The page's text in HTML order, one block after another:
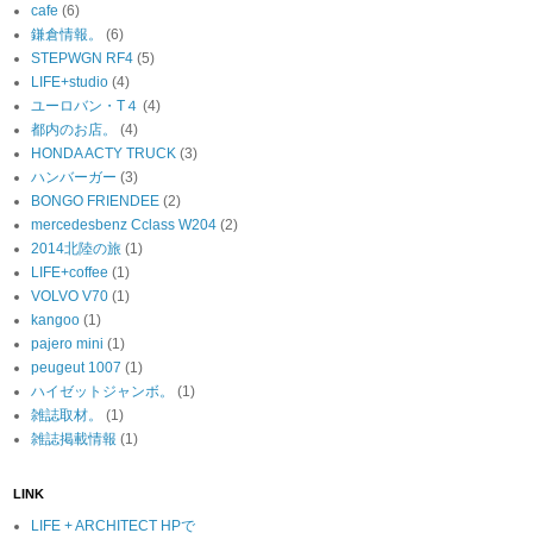
cafe (6)
鎌倉情報。
(6)
STEPWGN RF4 (5)
LIFE+studio (4)
ユーロバン・T４ (4)
都内のお店。
(4)
HONDA ACTY TRUCK (3)
ハンバーガー (3)
BONGO FRIENDEE (2)
mercedesbenz Cclass W204 (2)
2014北陸の旅 (1)
LIFE+coffee (1)
VOLVO V70 (1)
kangoo (1)
pajero mini (1)
peugeut 1007 (1)
ハイゼットジャンボ。
(1)
雑誌取材。
(1)
雑誌掲載情報 (1)
LINK
LIFE + ARCHITECT HPで